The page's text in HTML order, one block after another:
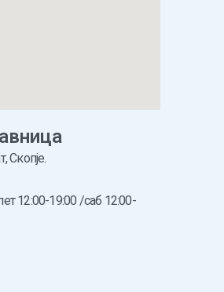
Скопје.
12:00-19:00 /саб 12:00-